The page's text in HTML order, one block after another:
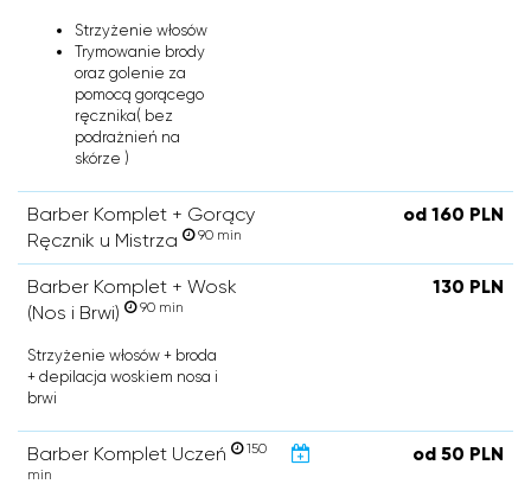
Strzyżenie włosów
Trymowanie brody
oraz golenie za
pomocą gorącego
ręcznika( bez
podrażnień na
skórze )
Barber Komplet + Gorący
Ręcznik u Mistrza
90 min
od 160 PLN
Barber Komplet + Wosk
(Nos i Brwi)
90 min
130 PLN
Strzyżenie włosów + broda
+ depilacja woskiem nosa i
brwi
Barber Komplet Uczeń
150
min
od 50 PLN